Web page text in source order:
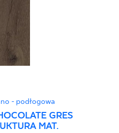
- podłogowa
GRES
MAT.